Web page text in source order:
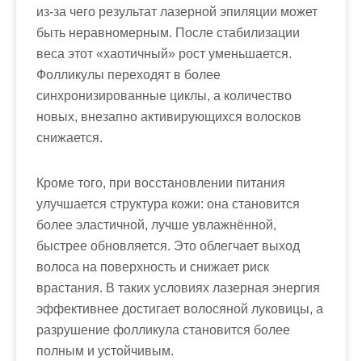
из-за чего результат лазерной эпиляции может
быть неравномерным. После стабилизации
веса этот «хаотичный» рост уменьшается.
Фолликулы переходят в более
синхронизированные циклы, а количество
новых, внезапно активирующихся волосков
снижается.
Кроме того, при восстановлении питания
улучшается структура кожи: она становится
более эластичной, лучше увлажнённой,
быстрее обновляется. Это облегчает выход
волоса на поверхность и снижает риск
врастания. В таких условиях лазерная энергия
эффективнее достигает волосяной луковицы, а
разрушение фолликула становится более
полным и устойчивым.